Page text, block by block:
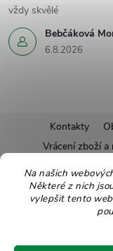
Na našich
Některé z nich
vylepšit tento
Bebčáková
6.8.2026
vždy skvělé
á
Kontakty
Vrácení zboží a
Pravidla
Pro nové
Copyright 2026